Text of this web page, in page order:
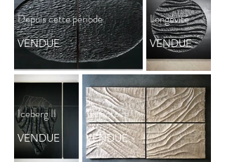
Depuis cette période
VENDUE
Longévité
VENDUE
Iceberg II
VENDUE
Trajectoire
VENDUE